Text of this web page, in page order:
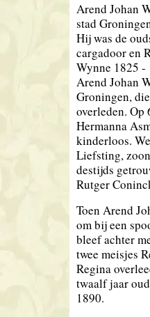
Arend Johan
stad
Hij was de
cargadoor en
Wynne 1825 -
Arend Johan
Groningen,
overleden. Op
Hermanna
kinderloos.
Liefsting,
destijds
Rutger
Toen Arend
om bij een
bleef achter
twee meisjes
Regina
twaalf jaar
1890.